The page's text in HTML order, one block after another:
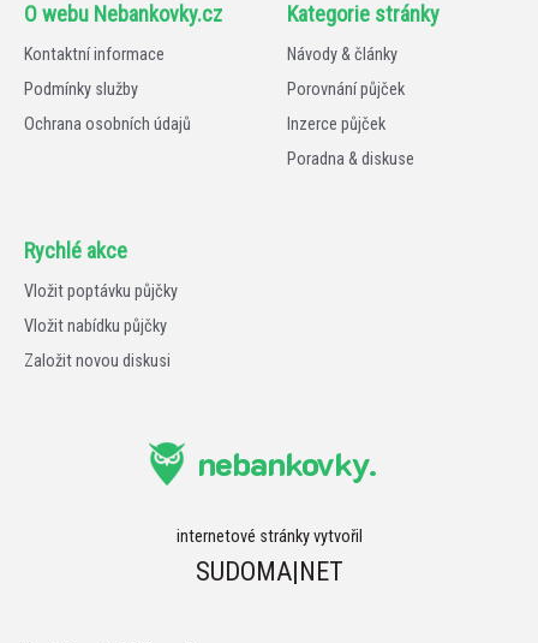
O webu Nebankovky.cz
Kontaktní informace
Podmínky služby
Ochrana osobních údajů
Kategorie stránky
Návody & články
Porovnání půjček
Inzerce půjček
Poradna & diskuse
Rychlé akce
Vložit poptávku půjčky
Vložit nabídku půjčky
Založit novou diskusi
nebankovky.
internetové stránky vytvořil
SUDOMA|NET